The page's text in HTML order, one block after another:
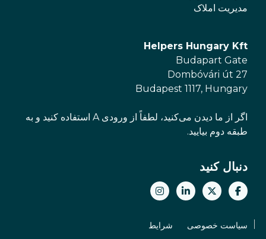
مدیریت املاک
Helpers Hungary Kft
Budapart Gate
Dombóvári út 27
Budapest 1117, Hungary
اگر از ما دیدن می‌کنید، لطفاً از ورودی A استفاده کنید و به
طبقه دوم بیایید.
دنبال کنید
سیاست خصوصی شرایط